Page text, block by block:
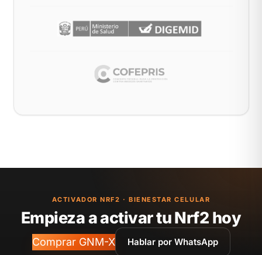
ACTIVADOR NRF2 · BIENESTAR CELULAR
Empieza a activar tu Nrf2 hoy
Comprar GNM-X Hablar por WhatsApp